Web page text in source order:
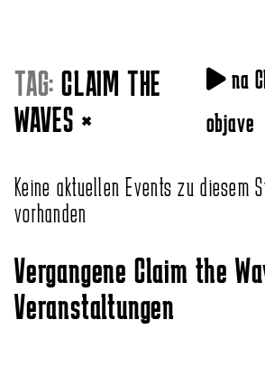
TAG: CLAIM THE
WAVES ×
na
objave
Keine aktuellen Events zu diesem
vorhanden
Vergangene Claim the
Veranstaltungen